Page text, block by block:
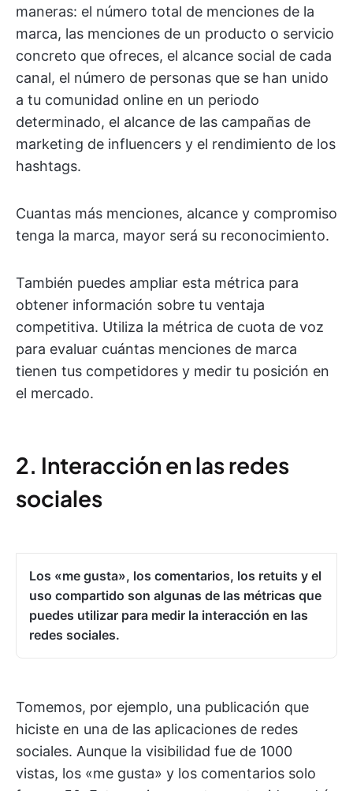
maneras: el número total de menciones de la
marca, las menciones de un producto o servicio
concreto que ofreces, el alcance social de cada
canal, el número de personas que se han unido
a tu comunidad online en un periodo
determinado, el alcance de las campañas de
marketing de influencers y el rendimiento de los
hashtags.
Cuantas más menciones, alcance y compromiso
tenga la marca, mayor será su reconocimiento.
También puedes ampliar esta métrica para
obtener información sobre tu ventaja
competitiva. Utiliza la métrica de cuota de voz
para evaluar cuántas menciones de marca
tienen tus competidores y medir tu posición en
el mercado.
2. Interacción en las redes
sociales
Los «me gusta», los comentarios, los retuits y el
uso compartido son algunas de las métricas que
puedes utilizar para medir la interacción en las
redes sociales.
Tomemos, por ejemplo, una publicación que
hiciste en una de las aplicaciones de redes
sociales. Aunque la visibilidad fue de 1000
vistas, los «me gusta» y los comentarios solo